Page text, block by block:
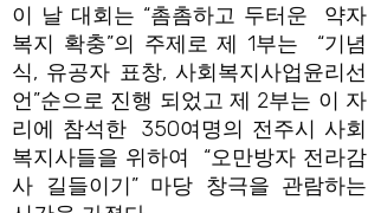
이 날 대회는 “촘촘하고 두터운 약자
복지 확충”의 주제로 제 1부는 “기념
식, 유공자 표창, 사회복지사업윤리선
언”순으로 진행 되었고 제 2부는 이 자
리에 참석한 350여명의 전주시 사회
복지사들을 위하여 “오만방자 전라감
사 길들이기” 마당 창극을 관람하는